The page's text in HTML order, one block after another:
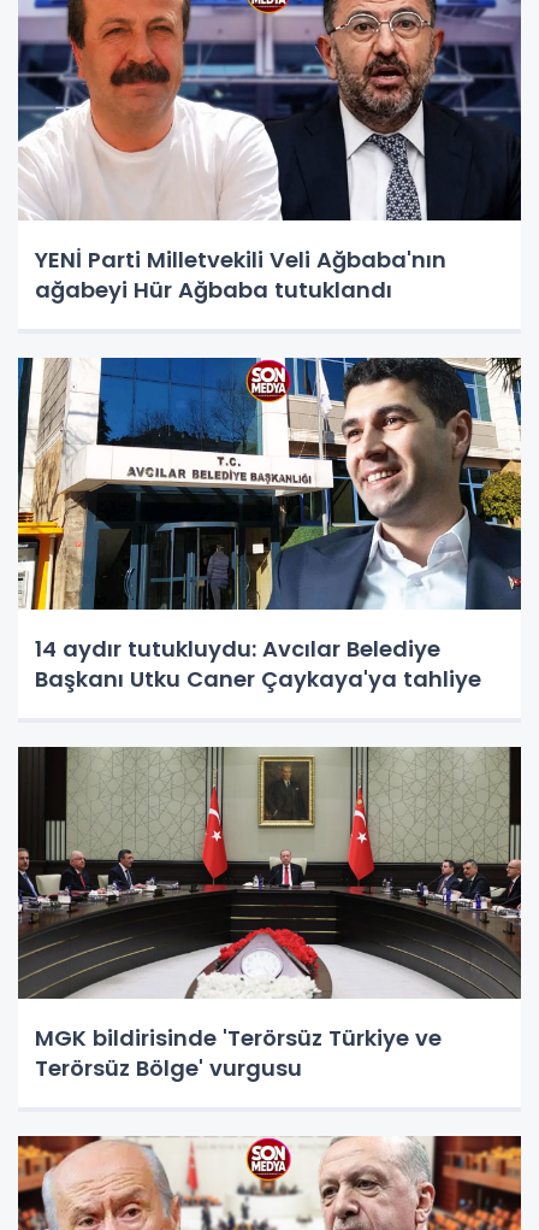
YENİ Parti Milletvekili Veli Ağbaba'nın
ağabeyi Hür Ağbaba tutuklandı
14 aydır tutukluydu: Avcılar Belediye
Başkanı Utku Caner Çaykaya'ya tahliye
MGK bildirisinde 'Terörsüz Türkiye ve
Terörsüz Bölge' vurgusu